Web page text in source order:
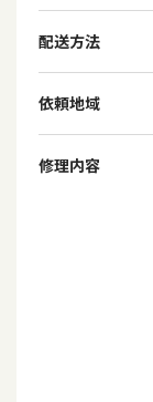
配送方法
依頼地域
修理内容